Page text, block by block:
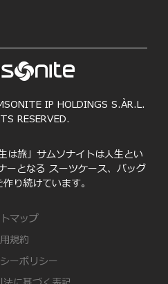
IP HOLDINGS S.ÀR.L.
RESERVED.
は旅」サムソナイトは人生とい
ーとなる スーツケース、バッグ
り続けています。
マップ
規約
ーポリシー